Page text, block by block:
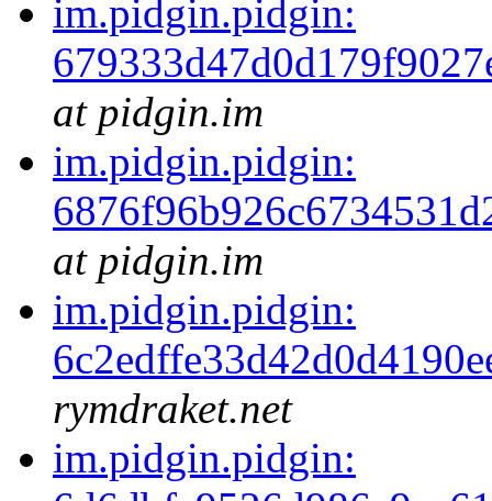
im.pidgin.pidgin:
at pidgin.im
im.pidgin.pidgin:
at pidgin.im
im.pidgin.pidgin:
rymdraket.net
im.pidgin.pidgin: